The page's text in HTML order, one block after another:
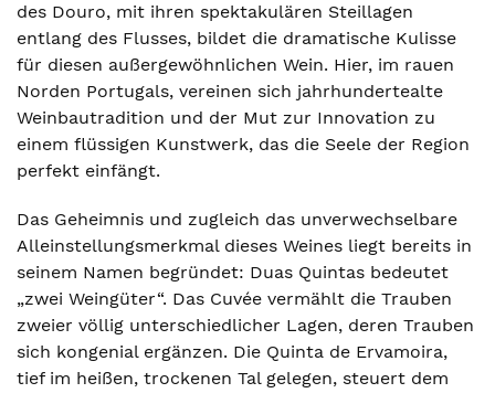
des Douro, mit ihren spektakulären Steillagen
entlang des Flusses, bildet die dramatische Kulisse
für diesen außergewöhnlichen Wein. Hier, im rauen
Norden Portugals, vereinen sich jahrhundertealte
Weinbautradition und der Mut zur Innovation zu
einem flüssigen Kunstwerk, das die Seele der Region
perfekt einfängt.
Das Geheimnis und zugleich das unverwechselbare
Alleinstellungsmerkmal dieses Weines liegt bereits in
seinem Namen begründet: Duas Quintas bedeutet
„zwei Weingüter“. Das Cuvée vermählt die Trauben
zweier völlig unterschiedlicher Lagen, deren Trauben
sich kongenial ergänzen. Die Quinta de Ervamoira,
tief im heißen, trockenen Tal gelegen, steuert dem